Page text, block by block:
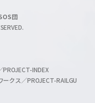
団
INDEX
クス／PROJECT-RAILGU